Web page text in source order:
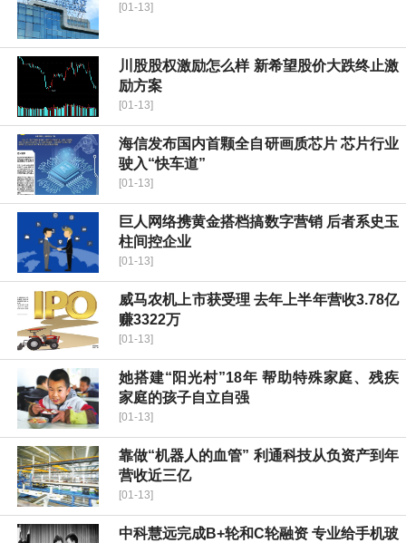
[01-13]
川股股权激励怎么样 新希望股价大跌终止激
励方案
[01-13]
海信发布国内首颗全自研画质芯片 芯片行业
驶入“快车道”
[01-13]
巨人网络携黄金搭档搞数字营销 后者系史玉
柱间控企业
[01-13]
威马农机上市获受理 去年上半年营收3.78亿
赚3322万
[01-13]
她搭建“阳光村”18年 帮助特殊家庭、残疾
家庭的孩子自立自强
[01-13]
靠做“机器人的血管” 利通科技从负资产到年
营收近三亿
[01-13]
中科慧远完成B+轮和C轮融资 专业给手机玻